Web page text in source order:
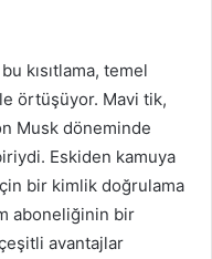
kısıtlama, temel
örtüşüyor. Mavi tik,
Musk döneminde
Eskiden kamuya
bir kimlik doğrulama
aboneliğinin bir
avantajlar